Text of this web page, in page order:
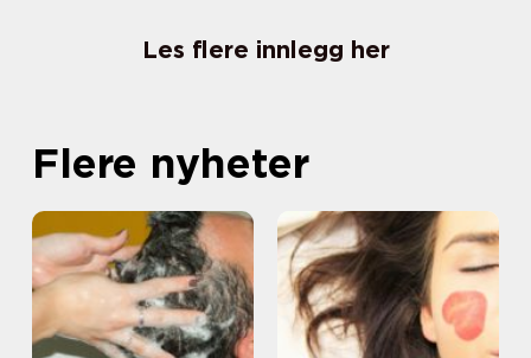
Les flere innlegg her
Flere nyheter